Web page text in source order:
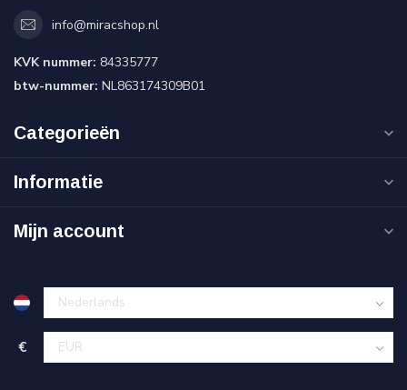
info@miracshop.nl
KVK nummer: 84335777
btw-nummer: NL863174309B01
Categorieën
Informatie
Mijn account
€